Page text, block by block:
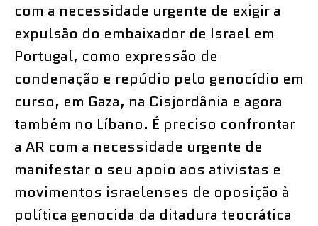
com a necessidade urgente de exigir a
expulsão do embaixador de Israel em
Portugal, como expressão de
condenação e repúdio pelo genocídio em
curso, em Gaza, na Cisjordânia e agora
também no Líbano. É preciso confrontar
a AR com a necessidade urgente de
manifestar o seu apoio aos ativistas e
movimentos israelenses de oposição à
política genocida da ditadura teocrática